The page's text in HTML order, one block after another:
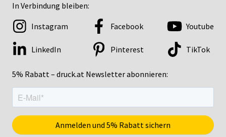
In Verbindung bleiben:
5% Rabatt – druck.at Newsletter abonnieren:
Instagram Facebook Youtube
LinkedIn Pinterest TikTok